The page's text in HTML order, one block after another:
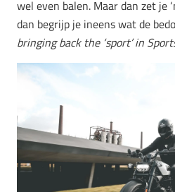
wel even balen. Maar dan zet je
dan begrijp je ineens wat de
bringing back the ‘sport’ in